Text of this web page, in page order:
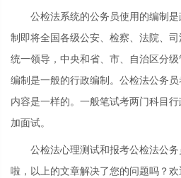
公检法系统的公务员使用的编制
制即将全国各级公安、检察、法院、
统一领导，中央和省、市、自治区分
编制是一般的行政编制。公检法公务
内容是一样的。一般笔试考两门科目行
加面试。
公检法心理测试和报考公检法公
啦，以上的文章解决了您的问题吗？欢